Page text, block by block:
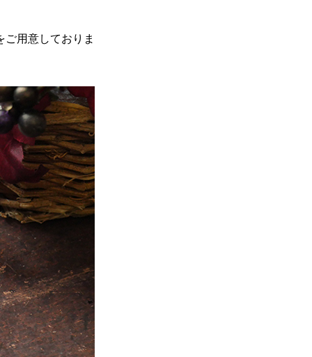
用意しておりま